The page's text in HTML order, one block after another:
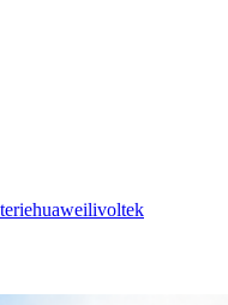
huaweilivoltek